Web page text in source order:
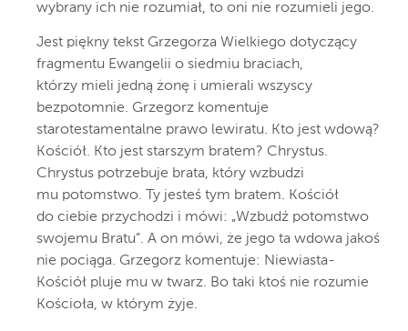
wybrany ich nie rozumiał, to oni nie rozumieli jego.
Jest piękny tekst Grzegorza Wielkiego dotyczący
fragmentu Ewangelii o siedmiu braciach,
którzy mieli jedną żonę i umierali wszyscy
bezpotomnie. Grzegorz komentuje
starotestamentalne prawo lewiratu. Kto jest wdową?
Kościół. Kto jest starszym bratem? Chrystus.
Chrystus potrzebuje brata, który wzbudzi
mu potomstwo. Ty jesteś tym bratem. Kościół
do ciebie przychodzi i mówi: „Wzbudź potomstwo
swojemu Bratu”. A on mówi, że jego ta wdowa jakoś
nie pociąga. Grzegorz komentuje: Niewiasta-
Kościół pluje mu w twarz. Bo taki ktoś nie rozumie
Kościoła, w którym żyje.